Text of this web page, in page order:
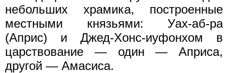
небольших храмика, построенные
местными князьями: Уах-аб-ра
(Априс) и Джед-Хонс-иуфонхом в
царствование — один — Априса,
другой — Амасиса.